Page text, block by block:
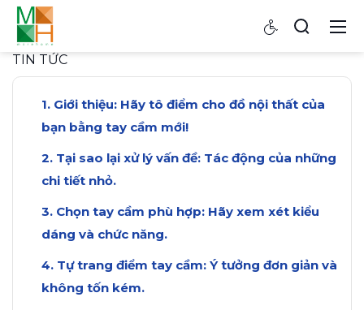
TIN TỨC
Giới thiệu: Hãy tô điểm cho đồ nội thất của
bạn bằng tay cầm mới!
Tại sao lại xử lý vấn đề: Tác động của những
chi tiết nhỏ.
Chọn tay cầm phù hợp: Hãy xem xét kiểu
dáng và chức năng.
Tự trang điểm tay cầm: Ý tưởng đơn giản và
không tốn kém.